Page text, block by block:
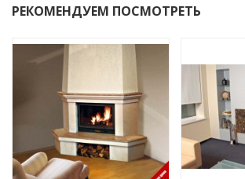
РЕКОМЕНДУЕМ ПОСМОТРЕТЬ